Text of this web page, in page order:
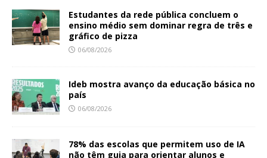
Estudantes da rede pública concluem o
ensino médio sem dominar regra de três e
gráfico de pizza
06/08/2026
Ideb mostra avanço da educação básica no
país
06/08/2026
78% das escolas que permitem uso de IA
não têm guia para orientar alunos e